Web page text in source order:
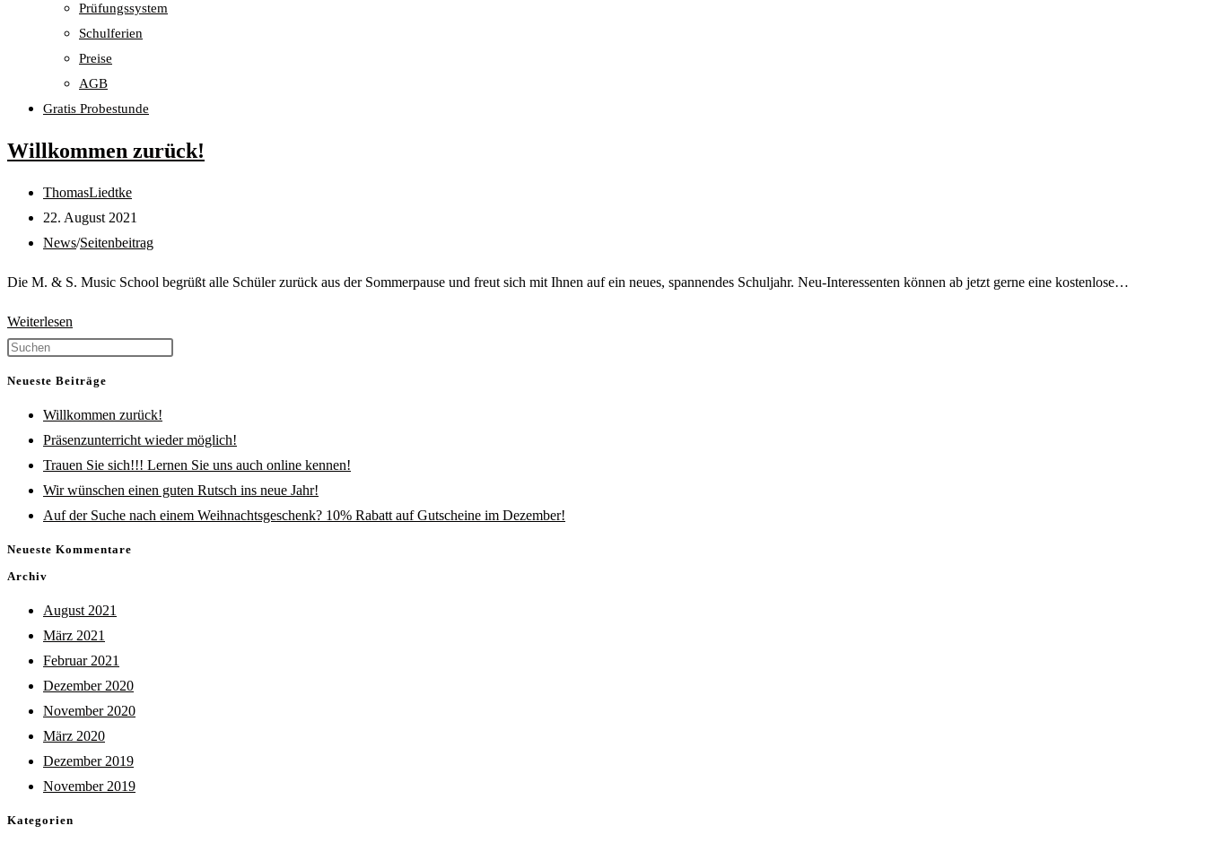
Prüfungssystem
Schulferien
Preise
AGB
Gratis Probestunde
Willkommen zurück!
Beitrags-
Autor:
ThomasLiedtke
Beitrag
veröffentlicht:
22. August 2021
Beitrags-
News/Seitenbeitrag
Die M. & S. Music School begrüßt alle Schüler zurück aus der Sommerpause und freut sich mit Ihnen auf ein neues, spannendes Schuljahr. Neu-Interessenten können ab jetzt gerne eine kostenlose…
Weiterlesen
the
search
panel.
Neueste Beiträge
Willkommen zurück!
Präsenzunterricht wieder möglich!
Trauen Sie sich!!! Lernen Sie uns auch online kennen!
Wir wünschen einen guten Rutsch ins neue Jahr!
Auf der Suche nach einem Weihnachtsgeschenk? 10% Rabatt auf Gutscheine im Dezember!
Neueste Kommentare
Archiv
August 2021
März 2021
Februar 2021
Dezember 2020
November 2020
März 2020
Dezember 2019
November 2019
Kategorien